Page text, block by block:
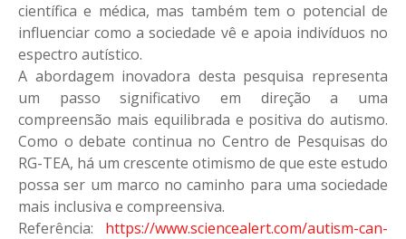
científica e médica, mas também tem o potencial de
influenciar como a sociedade vê e apoia indivíduos no
espectro autístico.
A abordagem inovadora desta pesquisa representa
um passo significativo em direção a uma
compreensão mais equilibrada e positiva do autismo.
Como o debate continua no Centro de Pesquisas do
RG-TEA, há um crescente otimismo de que este estudo
possa ser um marco no caminho para uma sociedade
mais inclusiva e compreensiva.
Referência: https://www.sciencealert.com/autism-can-